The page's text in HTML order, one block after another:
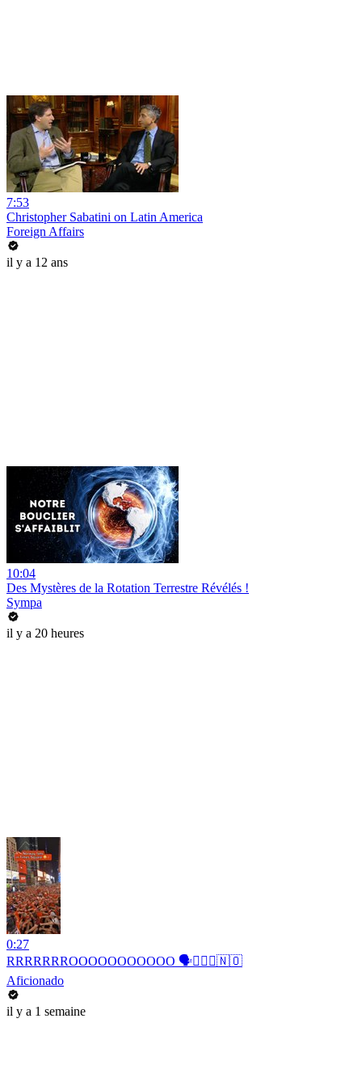
7:53
Christopher Sabatini on Latin America
Foreign Affairs
il y a 12 ans
10:04
Des Mystères de la Rotation Terrestre Révélés !
Sympa
il y a 20 heures
0:27
RRRRRRROOOOOOOOOOO 🗣️🚣🏻‍♂️🇳🇴
Aficionado
il y a 1 semaine